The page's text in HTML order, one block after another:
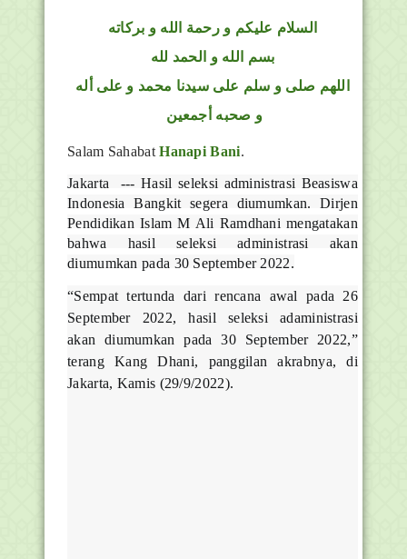
السلام عليكم و رحمة الله و بركاته
بسم الله و الحمد لله
اللهم صلى و سلم على سيدنا محمد و على أله
و صحبه أجمعين
Salam SahabatHanapi Bani.
Jakarta --- Hasil seleksi administrasi Beasiswa
Indonesia Bangkit segera diumumkan. Dirjen
Pendidikan Islam M Ali Ramdhani mengatakan
bahwa hasil seleksi administrasi akan
diumumkan pada 30 September 2022.
“Sempat tertunda dari rencana awal pada 26
September 2022, hasil seleksi adaministrasi
akan diumumkan pada 30 September 2022,”
terang Kang Dhani, panggilan akrabnya, di
Jakarta, Kamis (29/9/2022).